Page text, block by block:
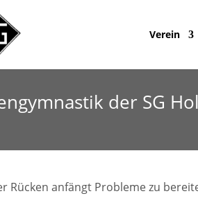
Verein
der SG
Rücken anfängt Probleme zu